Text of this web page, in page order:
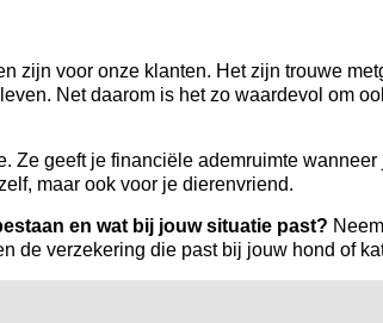
zijn voor onze klanten. Het zijn trouwe
Net daarom is het zo waardevol om
Ze geeft je financiële ademruimte
maar ook voor je dierenvriend.
en wat bij jouw situatie past?
de verzekering die past bij jouw hond of